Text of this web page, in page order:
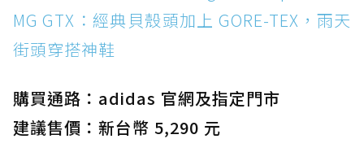
頭穿搭神鞋
防水鞋推薦 2. New Balance Hierro v9 GORE-
防水鞋推薦 3. Nike Dunk Low GORE-TEX：
經典 Dunk 輪廓加上防水科技，雨天穿搭帥度不
打折
MG GTX：經典貝殼頭加上 GORE-TEX，雨天
街頭穿搭神鞋
購買通路：adidas 官網及指定門市
建議售價：新台幣 5,290 元